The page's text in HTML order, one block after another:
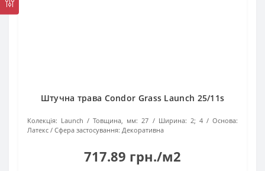
Штучна трава Condor Grass Launch 25/11s
Колекція: Launch Товщина, мм: 27 Ширина: 2; 4
Основа:
Латекс
Сфера застосування: Декоративна
717.89 грн./м2